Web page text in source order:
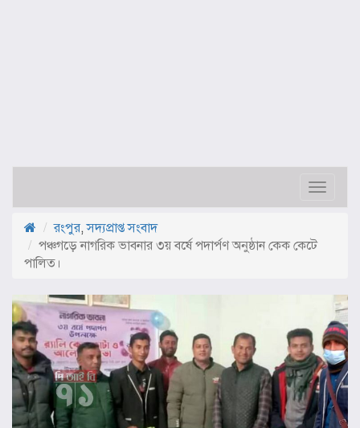
Toggle
রংপুর,সদ্যপ্রাপ্ত সংবাদ
পঞ্চগড়ে নাগরিক ভাবনার ৩য় বর্ষে পদার্পণ অনুষ্ঠান কেক কেটে
পালিত।